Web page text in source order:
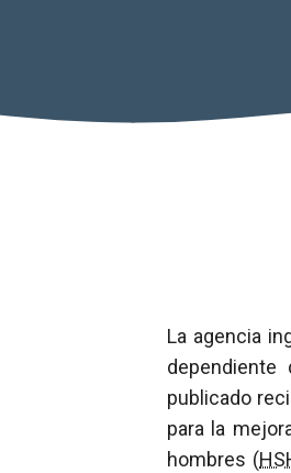
La agencia
publicado
para la
hombres (